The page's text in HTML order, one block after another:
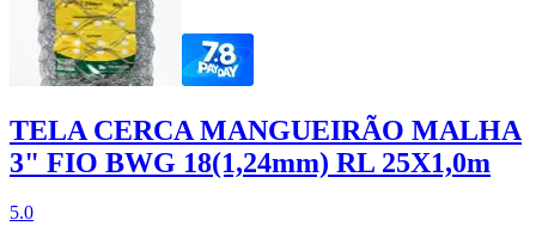
TELA CERCA MANGUEIRÃO MALHA
3" FIO BWG 18(1,24mm) RL 25X1,0m
5.0